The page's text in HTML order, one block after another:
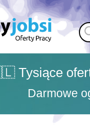
Tysiące
Darmowe